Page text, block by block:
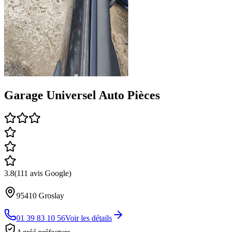
Garage Universel Auto Pièces
3.8(111 avis Google)
95410 Groslay
01 39 83 10 56Voir les détails